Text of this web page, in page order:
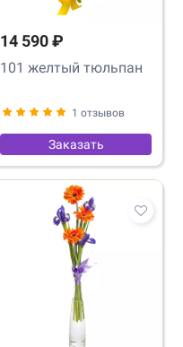
14 590 ₽
101 желтый тюльпан
1 отзывов
Заказать